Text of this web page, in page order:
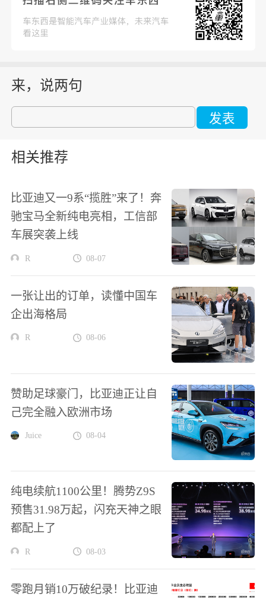
来，说两句
发表
相关推荐
比亚迪又一9系“揽胜”来了！奔
驰宝马全新纯电亮相，工信部
车展突袭上线
R 08-07
一张让出的订单，读懂中国车
企出海格局
R 08-06
赞助足球豪门，比亚迪正让自
己完全融入欧洲市场
Juice 08-04
纯电续航1100公里！腾势Z9S
预售31.98万起，闪充天神之眼
都配上了
R 08-03
零跑月销10万破纪录！比亚迪